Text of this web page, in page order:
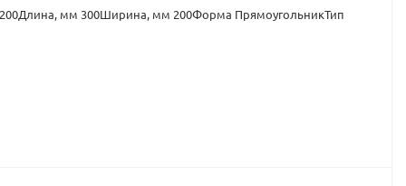
мм 300Ширина, мм 200Форма ПрямоугольникТип